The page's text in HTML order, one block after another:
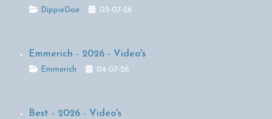
DetailsDippieDoe 05-07-26
Emmerich - 2026 - Video's
DetailsEmmerich 04-07-26
Best - 2026 - Video's